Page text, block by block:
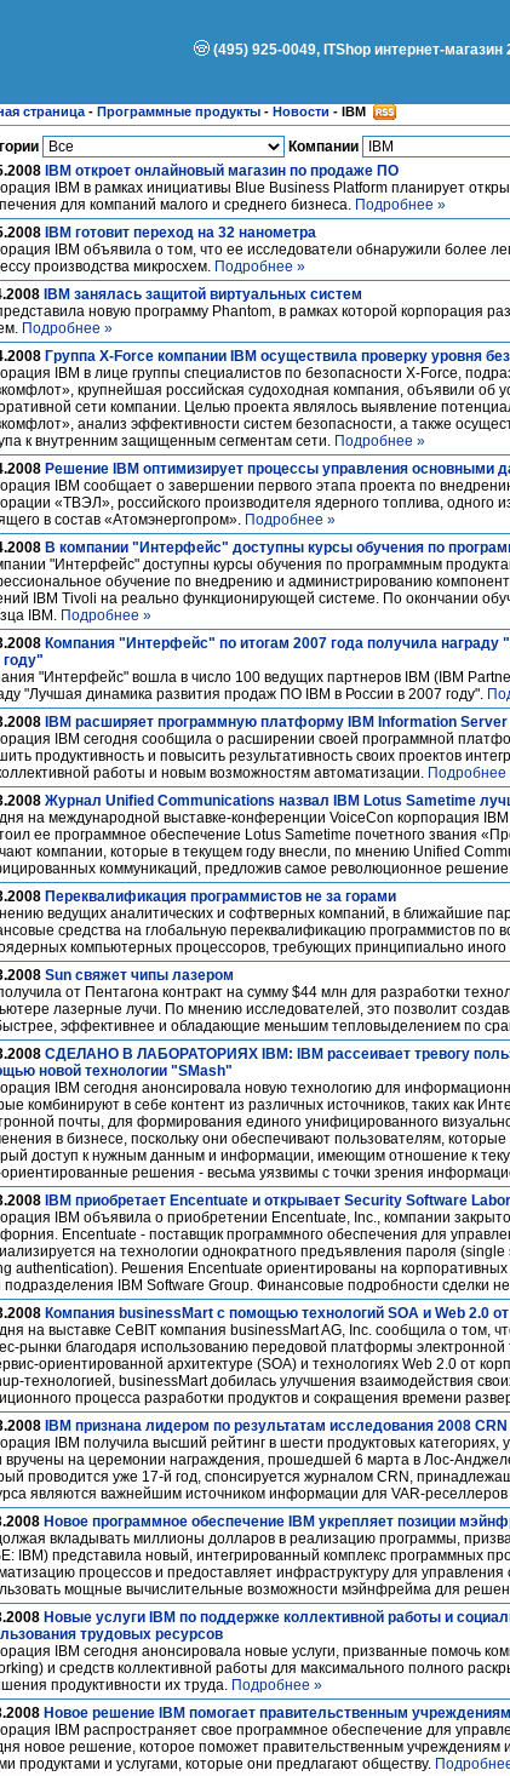
(495) 925-0049, ITShop интернет-
страница - Программные продукты - Новости - IBM
Компании
IBM откроет онлайновый магазин по продаже ПО
IBM в рамках инициативы Blue Business Platform планирует
для компаний малого и среднего бизнеса. Подробнее »
IBM готовит переход на 32 нанометра
IBM объявила о том, что ее исследователи обнаружили более
производства микросхем. Подробнее »
IBM занялась защитой виртуальных систем
новую программу Phantom, в рамках которой корпорация
Подробнее »
Группа X-Force компании IBM осуществила проверку уровня
IBM в лице группы специалистов по безопасности Х-Force,
крупнейшая российская судоходная компания, объявили
сети компании. Целью проекта являлось выявление
анализ эффективности систем безопасности, а также
к внутренним защищенным сегментам сети. Подробнее »
Решение IBM оптимизирует процессы управления основными
IBM cообщает о завершении первого этапа проекта по
«ТВЭЛ», российского производителя ядерного топлива, одного
в состав «Атомэнергопром». Подробнее »
В компании "Интерфейс" доступны курсы обучения по
"Интерфейс" доступны курсы обучения по программным
обучение по внедрению и администрированию
IBM Tivoli на реально функционирующей системе. По окончании
IBM. Подробнее »
Компания "Интерфейс" по итогам 2007 года получила
году"
"Интерфейс" вошла в число 100 ведущих партнеров IBM (IBM
"Лучшая динамика развития продаж ПО IBM в России в 2007 году".
IBM расширяет программную платформу IBM Information Server
IBM сегодня сообщила о расширении своей программной
продуктивность и повысить результативность своих проектов
работы и новым возможностям автоматизации. Подробнее
Журнал Unified Communications назвал IBM Lotus Sametime
на международной выставке-конференции VoiceCon корпорация
ее программное обеспечение Lotus Sametime почетного звания
компании, которые в текущем году внесли, по мнению Unified
коммуникаций, предложив самое революционное
Переквалификация программистов не за горами
ведущих аналитических и софтверных компаний, в ближайшие
средства на глобальную переквалификацию программистов по
компьютерных процессоров, требующих принципиально иного
Sun свяжет чипы лазером
от Пентагона контракт на сумму $44 млн для разработки
лазерные лучи. По мнению исследователей, это позволит
эффективнее и обладающие меньшим тепловыделением по
СДЕЛАНО В ЛАБОРАТОРИЯХ IBM: IBM рассеивает тревогу
новой технологии "SMash"
IBM сегодня анонсировала новую технологию для
комбинируют в себе контент из различных источников, таких как
почты, для формирования единого унифицированного
в бизнесе, поскольку они обеспечивают пользователям,
доступ к нужным данным и информации, имеющим отношение к
решения - весьма уязвимы с точки зрения
IBM приобретает Encentuate и открывает Security Software
IBM объявила о приобретении Encentuate, Inc., компании
Encentuate - поставщик программного обеспечения для
на технологии однократного предъявления пароля
authentication). Решения Encentuate ориентированы на корпоративных
подразделения IBM Software Group. Финансовые подробности сделки
Компания businessMart с помощью технологий SOA и Web 2.0
на выставке CeBIT компания businessMart AG, Inc. сообщила о том,
рынки благодаря использованию передовой платформы
ориентированной архитектуре (SOA) и технологиях Web 2.0 от
технологией, businessMart добилась улучшения взаимодействия
процесса разработки продуктов и сокращения времени
IBM признана лидером по результатам исследования 2008
IBM получила высший рейтинг в шести продуктовых
вручены на церемонии награждения, прошедшей 6 марта в Лос-
проводится уже 17-й год, спонсируется журналом CRN,
являются важнейшим источником информации для VAR-реселлеров
Новое программное обеспечение IBM укрепляет позиции
вкладывать миллионы долларов в реализацию программы,
IBM) представила новый, интегрированный комплекс программных
процессов и предоставляет инфраструктуру для
мощные вычислительные возможности мэйнфрейма для
Новые услуги IBM по поддержке коллективной работы и
трудовых ресурсов
IBM сегодня анонсировала новые услуги, призванные помочь
и средств коллективной работы для максимального полного
продуктивности их труда. Подробнее »
Новое решение IBM помогает правительственным
IBM распространяет свое программное обеспечение для
новое решение, которое поможет правительственным
продуктами и услугами, которые они предлагают обществу.